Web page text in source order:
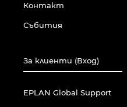
Контакт
Събития
За клиенти (Вход)
EPLAN Global Support
Филипините
Франция
Холандия